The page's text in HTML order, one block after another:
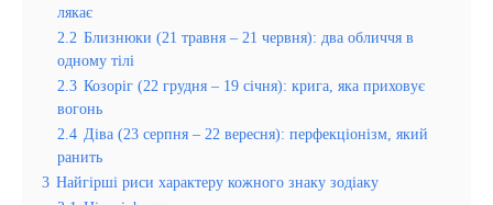
лякає
2.2 Близнюки (21 травня – 21 червня): два обличчя в
одному тілі
2.3 Козоріг (22 грудня – 19 січня): крига, яка приховує
вогонь
2.4 Діва (23 серпня – 22 вересня): перфекціонізм, який
ранить
3 Найгірші риси характеру кожного знаку зодіаку